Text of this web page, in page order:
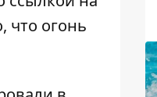
что огонь